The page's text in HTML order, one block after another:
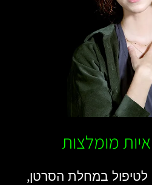
מומלצות
לטיפול במחלת הסרטן,